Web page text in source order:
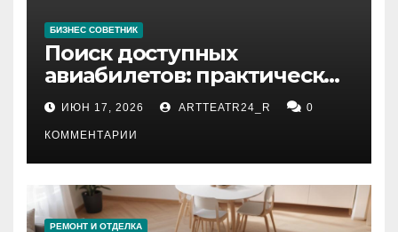
БИЗНЕС СОВЕТНИК
Поиск доступных
авиабилетов: практические
рекомендации
ИЮН 17, 2026 ARTTEATR24_R 0
КОММЕНТАРИИ
РЕМОНТ И ОТДЕЛКА